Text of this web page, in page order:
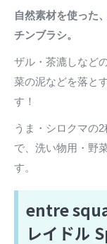
自然素材を使った
チンブラシ。
ザル・茶漉しなど
菜の泥などを落と
す！
うま・シロクマの
で、洗い物用・野
す。
entre
レイドル